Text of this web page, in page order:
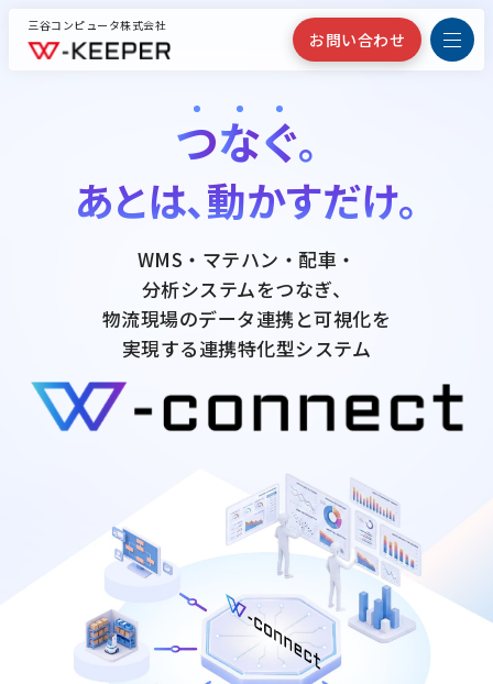
三谷コンピュータ株式会社
お問い合わせ
つなぐ。
あとは、動かすだけ。
WMS・マテハン・配車・
分析システムをつなぎ、
物流現場のデータ連携と可視化を
実現する連携特化型システム